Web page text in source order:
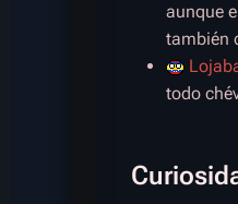
aunque
también
todo